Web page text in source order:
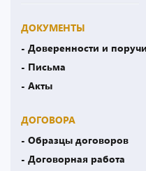
ДОКУМЕНТЫ
- Доверенности и
- Письма
- Акты
ДОГОВОРА
- Образцы договоров
- Договорная работа